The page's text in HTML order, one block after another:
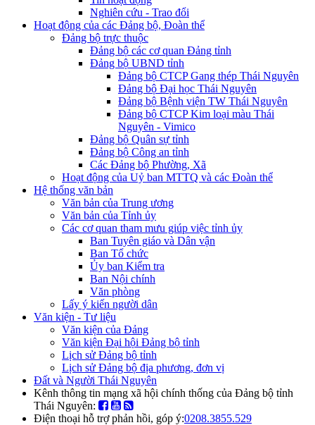
Nghiên cứu - Trao đổi
Hoạt động của các Đảng bộ, Đoàn thể
Đảng bộ trực thuộc
Đảng bộ các cơ quan Đảng tỉnh
Đảng bộ UBND tỉnh
Đảng bộ CTCP Gang thép Thái Nguyên
Đảng bộ Đại học Thái Nguyên
Đảng bộ Bệnh viện TW Thái Nguyên
Đảng bộ CTCP Kim loại màu Thái
Nguyên - Vimico
Đảng bộ Quân sự tỉnh
Đảng bộ Công an tỉnh
Các Đảng bộ Phường, Xã
Hoạt động của Uỷ ban MTTQ và các Đoàn thể
Hệ thống văn bản
Văn bản của Trung ương
Văn bản của Tỉnh ủy
Các cơ quan tham mưu giúp việc tỉnh ủy
Ban Tuyên giáo và Dân vận
Ban Tổ chức
Ủy ban Kiểm tra
Ban Nội chính
Văn phòng
Lấy ý kiến người dân
Văn kiện - Tư liệu
Văn kiện của Đảng
Văn kiện Đại hội Đảng bộ tỉnh
Lịch sử Đảng bộ tỉnh
Lịch sử Đảng bộ địa phương, đơn vị
Đất và Người Thái Nguyên
Kênh thông tin mạng xã hội chính thống của Đảng bộ tỉnh
Thái Nguyên:
Điện thoại hỗ trợ phản hồi, góp ý:0208.3855.529